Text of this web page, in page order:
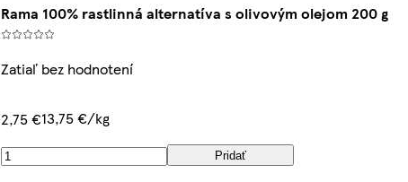
Rama 100% rastlinná alternatíva s olivovým olejom 200 g
Zatiaľ bez hodnotení
2,75 €13,75 €/kg
Pridať